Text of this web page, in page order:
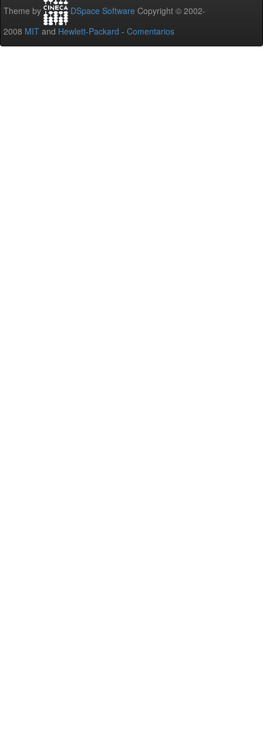
Theme by DSpace Software Copyright © 2002-
2008 MIT and Hewlett-Packard - Comentarios